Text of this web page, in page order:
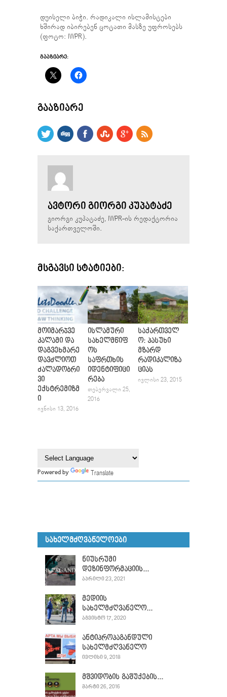
დუისელი ბიჭი. რადიკალი ისლამისტები
ხშირად იბირებენ ცოტათი მასზე უფროსებს
(ფოტო: IWPR).
ᲒᲐᲐᲖᲘᲐᲠᲔ:
ᲒᲐᲐᲖᲘᲐᲠᲔ
ᲐᲕᲢᲝᲠᲘ ᲒᲘᲝᲠᲒᲘ ᲙᲣᲞᲐᲢᲐᲫᲔ
გიორგი კუპატაძე, IWPR-ის რედაქტორია
საქართველოში.
ᲛᲡᲒᲐᲕᲡᲘ ᲡᲢᲐᲢᲘᲔᲑᲘ:
მოიმარჯვე
კალამი და
დაგვეხმარე
დავძლიოთ
ძალადობრი
ვი
ექსტრემიზმ
ი
ᲘᲕᲜᲘᲡᲘ 13, 2016
ისლამური
სახელმწიფ
ოს
საფრთხის
იდენტიფიცი
რება
ᲗᲔᲑᲔᲠᲕᲐᲚᲘ 25,
2016
საქართველ
ო: პასუხი
მზარდ
რადიკალიზა
ციას
ᲘᲕᲚᲘᲡᲘ 23, 2015
Powered by Translate
ᲡᲐᲮᲔᲚᲛᲫᲦᲕᲐᲜᲔᲚᲝᲔᲑᲘ
ნიუსრუმი
დეზინფორმაციის...
ᲐᲞᲠᲘᲚᲘ 23, 2021
მედიის
სახელმძღვანელო...
ᲐᲒᲕᲘᲡᲢᲝ 17, 2020
ანტიპროპაგანდული
სახელმძღვანელო
ᲘᲕᲚᲘᲡᲘ 9, 2018
მშვიდობის გაშუქების...
ᲛᲐᲠᲢᲘ 26, 2016